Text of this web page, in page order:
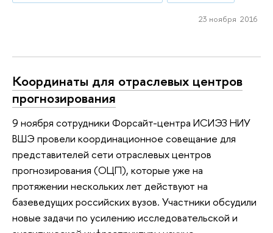
23 ноября 2016
Координаты для отраслевых центров
прогнозирования
9 ноября сотрудники Форсайт-центра ИСИЭЗ НИУ
ВШЭ провели координационное совещание для
представителей сети отраслевых центров
прогнозирования (ОЦП), которые уже на
протяжении нескольких лет действуют на
базеведущих российских вузов. Участники обсудили
новые задачи по усилению исследовательской и